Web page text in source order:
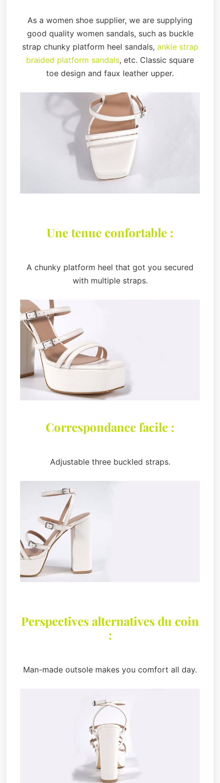
As a women shoe supplier, we are supplying
good quality women sandals, such as buckle
strap chunky platform heel sandals, ankle strap
braided platform sandals, etc. Classic square
toe design and faux leather upper.
Une tenue confortable :
A chunky platform heel that got you secured
with multiple straps.
Correspondance facile :
Adjustable three buckled straps.
Perspectives alternatives du coin
:
Man-made outsole makes you comfort all day.